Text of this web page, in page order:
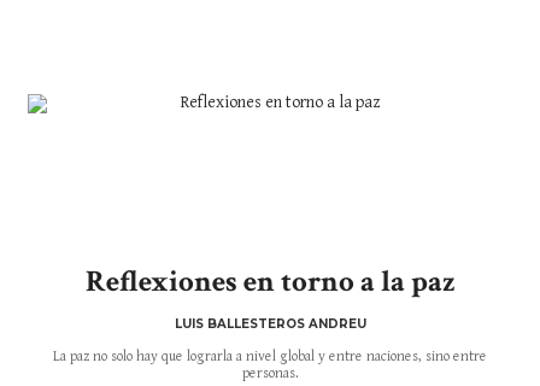
Reflexiones en torno a la paz
LUIS BALLESTEROS ANDREU
La paz no solo hay que lograrla a nivel global y entre naciones, sino entre
personas.